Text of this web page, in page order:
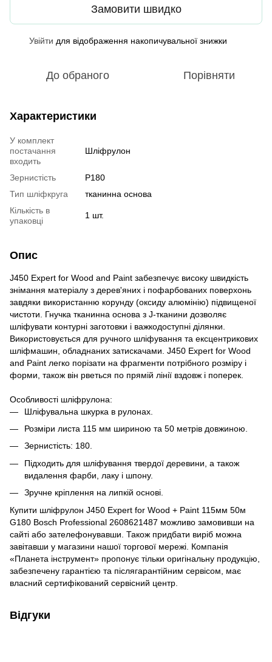
Замовити швидко
Увійти для відображення накопичувальної знижки
До обраного Порівняти
Характеристики
У комплект
постачання
входить
Шліфрулон
Зернистість
P180
Тип шліфкруга
тканинна основа
Кількість в
упаковці
1 шт.
Опис
J450 Expert for Wood and Paint забезпечує високу швидкість
знімання матеріалу з дерев'яних і пофарбованих поверхонь
завдяки використанню корунду (оксиду алюмінію) підвищеної
чистоти. Гнучка тканинна основа з J-тканини дозволяє
шліфувати контурні заготовки і важкодоступні ділянки.
Використовується для ручного шліфування та ексцентрикових
шліфмашин, обладнаних затискачами. J450 Expert for Wood
and Paint легко порізати на фрагменти потрібного розміру і
форми, також він рветься по прямій лінії вздовж і поперек.
Особливості шліфрулона:
Шліфувальна шкурка в рулонах.
Розміри листа 115 мм шириною та 50 метрів довжиною.
Зернистість: 180.
Підходить для шліфування твердої деревини, а також
видалення фарби, лаку і шпону.
Зручне кріплення на липкій основі.
Купити шліфрулон J450 Expert for Wood + Paint 115мм 50м
G180 Bosch Professional 2608621487 можливо замовивши на
сайті або зателефонувавши. Також придбати виріб можна
завітавши у магазини нашої торгової мережі. Компанія
«Планета інструмент» пропонує тільки оригінальну продукцію,
забезпечену гарантією та післягарантійним сервісом, має
власний сертифікований сервісний центр.
Відгуки